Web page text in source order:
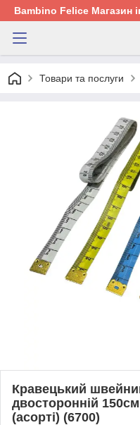
Bambino Felice Магазин
Товари та послуги
Кравецький
двосторонній
(асорті) (6700)